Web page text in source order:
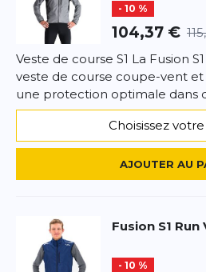
- 10 %
104,37 €
Veste de course S1 La Fusion
veste de course coupe-vent
une protection optimale dans
Choisissez
AJOUTER AU
Fusion S1 Run
- 10 %